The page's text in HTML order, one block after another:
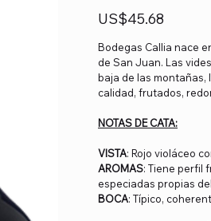
Precio
US$45.68
Bodegas Callia nace
de San Juan. Las
baja de las
calidad, frutados,
NOTAS DE CATA:
VISTA: Rojo violáceo
AROMAS: Tiene perfil
especiadas propias
BOCA: Típico,